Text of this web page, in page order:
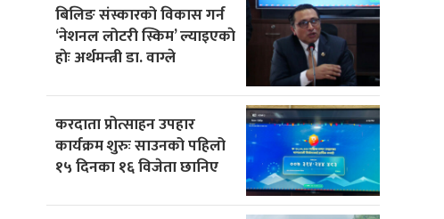
बिलिङ संस्कारको विकास गर्न
‘नेशनल लोटरी स्किम’ ल्याइएकाे
हाेः अर्थमन्त्री डा. वाग्ले
करदाता प्रोत्साहन उपहार
कार्यक्रम शुरुः साउनको पहिलो
१५ दिनका १६ विजेता छानिए